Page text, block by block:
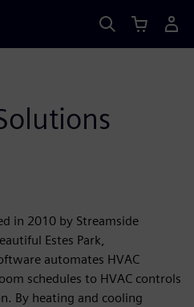
in 2010 by Streamside
Estes Park,
automates HVAC
schedules to HVAC controls
By heating and cooling